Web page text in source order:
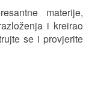
materije,
i kreirao
se i provjerite